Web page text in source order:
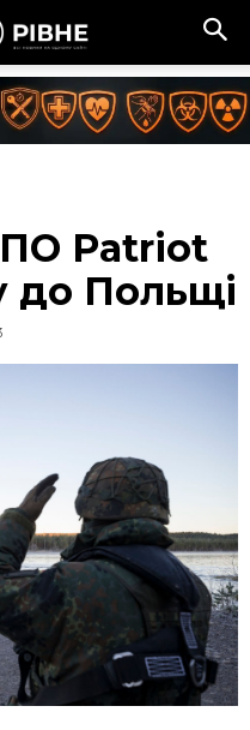
Patriot
до Польщі